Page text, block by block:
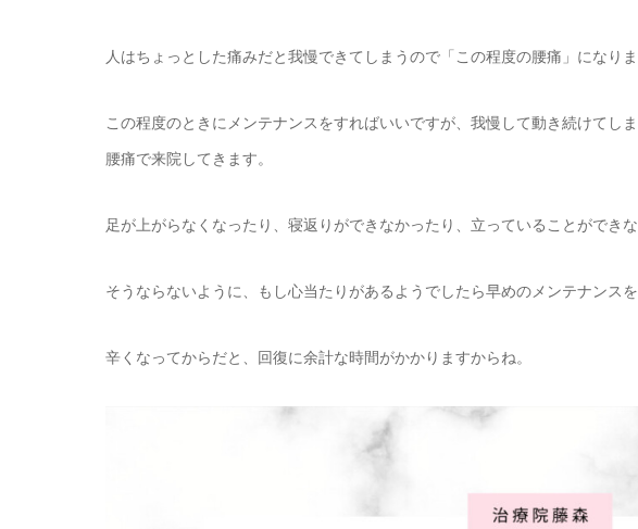
人はちょっとした痛みだと我慢できてしまうので「この程度の腰痛」になりま
この程度のときにメンテナンスをすればいいですが、我慢して動き続けてし
腰痛で来院してきます。
足が上がらなくなったり、寝返りができなかったり、立っていることができ
そうならないように、もし心当たりがあるようでしたら早めのメンテナンスを
辛くなってからだと、回復に余計な時間がかかりますからね。